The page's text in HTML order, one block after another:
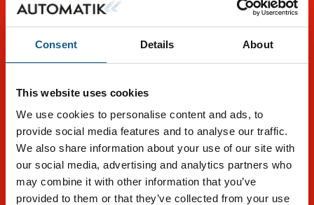
Consent Details About
This website uses cookies
We use cookies to personalise content and ads, to
provide social media features and to analyse our traffic.
We also share information about your use of our site with
our social media, advertising and analytics partners who
may combine it with other information that you’ve
provided to them or that they’ve collected from your use